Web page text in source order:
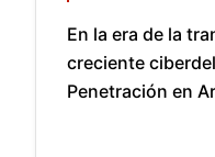
En la era de la
creciente
Penetración en